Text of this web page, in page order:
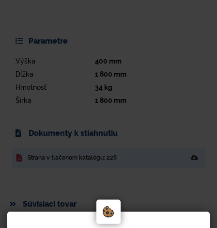
Parametre
Výška 400 mm
Dĺžka
1 800 mm
Hmotnosť
34kg
Šírka
1 800 mm
Dokumenty k stiahnutiu
Strana v tlačenom katalógu: 228
Súvisiaci tovar